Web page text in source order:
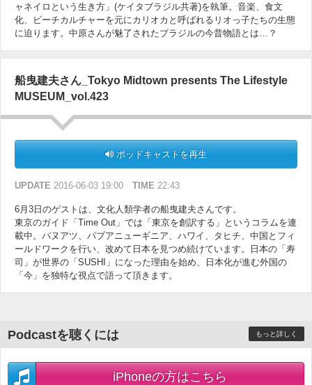
ャネイロという生き方」(ケイタブラジル共著)を執筆。音楽、食文
化、ビーチカルチャーを元にカリオカと呼ばれるリオっ子たちの生態
に迫ります。中原さんが魅了されたブラジルの今昔物語とは…？
船曳建夫さん_Tokyo Midtown presents The Lifestyle
MUSEUM_vol.423
ポッドキャストを再生
UPDATE 2016-06-03 19:00 TIME 22:43
6月3日のゲストは、文化人類学者の船曳建夫さんです。
東京のガイド「Time Out」では「東京を創訳する」というコラムを連
載中。バヌアツ、パプアニューギニア、ハワイ、タヒチ、中国とフィ
ールドワークを行い、改めて日本を見つめ続けています。日本の「寿
司」が世界の「SUSHI」になった理由を始め、日本化が進む外国の
「今」を独特な視点で語って頂きます。
Podcastを聴くには もっと詳しく
iPhoneの方はこちら